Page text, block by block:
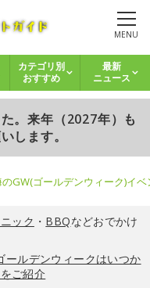
MENU
カテゴリ別
おすすめ
最新
ニュース
。来年（2027年）も
します。
GW(ゴールデンウィーク)イ
ック ・ BBQなどおでかけ
ールデンウィークはいつか
ご紹介